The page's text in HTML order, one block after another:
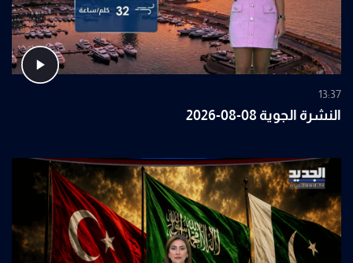
13:37
النشرة الجوية 08-08-2026